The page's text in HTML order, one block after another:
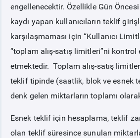
engellenecektir. Özellikle Gün
kaydı yapan kullanıcıların teklif
karşılaşmaması için “Kullanıcı
“toplam alış-satış limitleri”ni
etmektedir. Toplam alış-satış limitleri
teklif tipinde (saatlik, blok ve esnek
denk gelen miktarların toplamı
Esnek teklif için hesaplama, teklif
olan teklif süresince sunulan